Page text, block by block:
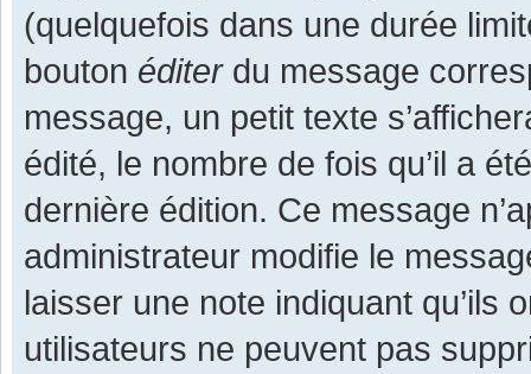
(quelquefois dans une durée
bouton éditerdu message
message, un petit texte
édité, le nombre de fois qu’il a
dernière édition. Ce message
administrateur modifie le
laisser une note indiquant qu’ils
utilisateurs ne peuvent pas